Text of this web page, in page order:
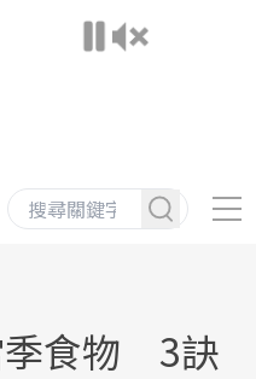
季食物 3訣